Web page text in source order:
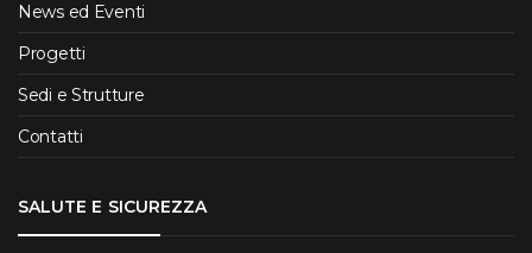
News ed Eventi
Progetti
Sedi e Strutture
Contatti
SALUTE E SICUREZZA